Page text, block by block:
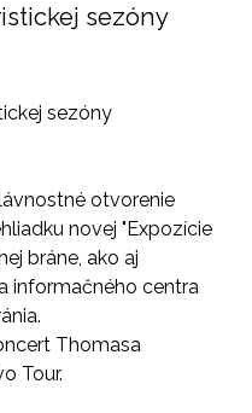
sezóny
sezóny
otvorenie
novej "Expozície
bráne, ako aj
informačného centra
Thomasa
Tour.